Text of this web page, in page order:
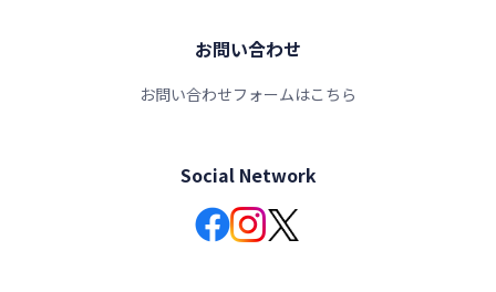
お問い合わせ
お問い合わせフォームはこちら
Social Network